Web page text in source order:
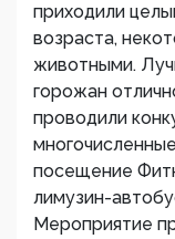
приходили
возраста,
животными.
горожан
проводили
посещение
лимузин-
Мероприятие